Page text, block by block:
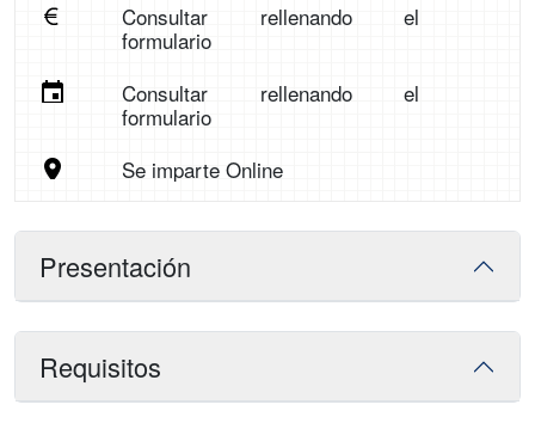
Consultar rellenando el
formulario
Consultar rellenando el
formulario
Se imparte Online
Presentación
Requisitos